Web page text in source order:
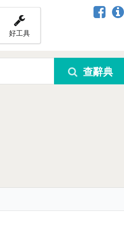
好工具
查辭典